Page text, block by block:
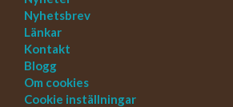
Nyhetsbrev
Länkar
Kontakt
Blogg
Om cookies
Cookie inställningar